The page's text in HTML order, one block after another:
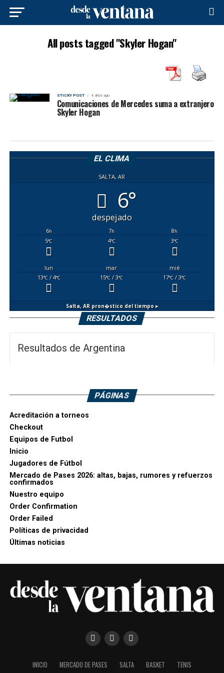
All posts tagged "Skyler Hogan"
STICKY POST 4 años ago
Comunicaciones de Mercedes suma a extranjero
Skyler Hogan
EL CLIMA
SALTA, AR
6°
despejado
6h 7h 8h
5°C 4°C 3°C
lun mar
mié
13°C/ 4°C 15°C / 3°C 17°C / 3°C
Salta, ARpron�stico del tiempo ▸
RESULTADOS
Resultados de Argentina
PÁGINAS
Acreditación a torneos
Checkout
Equipos de Futbol
Inicio
Jugadores de Fútbol
Mercado de Pases 2026: altas, bajas, rumores y refuerzos
confirmados
Nuestro equipo
Order Confirmation
Order Failed
Políticas de privacidad
Últimas noticias
INICIO MERCADO DE PASES SALTA BASKET TENIS